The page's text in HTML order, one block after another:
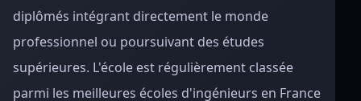
diplômés intégrant directement le monde
professionnel ou poursuivant des études
supérieures. L'école est régulièrement classée
parmi les meilleures écoles d'ingénieurs en France